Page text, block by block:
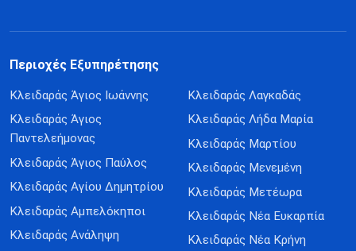
Περιοχές Εξυπηρέτησης
Κλειδαράς Άγιος Ιωάννης
Κλειδαράς Άγιος
Παντελεήμονας
Κλειδαράς Άγιος Παύλος
Κλειδαράς Αγίου Δημητρίου
Κλειδαράς Αμπελόκηποι
Κλειδαράς Ανάληψη
Κλειδαράς Λαγκαδάς
Κλειδαράς Λήδα Μαρία
Κλειδαράς Μαρτίου
Κλειδαράς Μενεμένη
Κλειδαράς Μετέωρα
Κλειδαράς Νέα Ευκαρπία
Κλειδαράς Νέα Κρήνη